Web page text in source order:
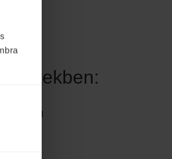
esetekben: